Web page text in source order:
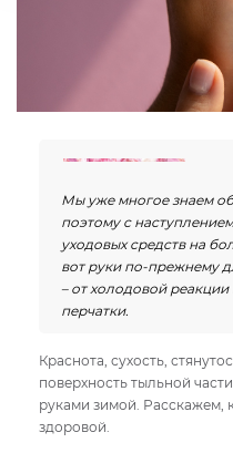
Мы уже многое знаем
поэтому с
уходовых средств на
вот руки по-прежнему
– от холодовой
перчатки.
Краснота, сухость,
поверхность тыльной
руками зимой. Расскажем,
здоровой.